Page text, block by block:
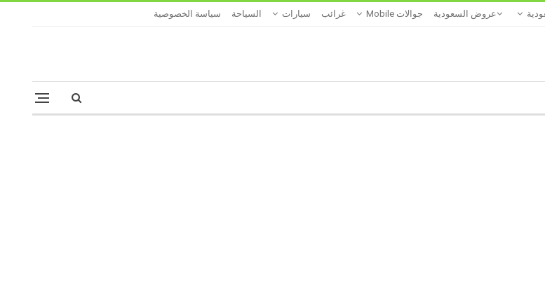
عروض السعودية جوالات Mobile غرائب سيارات السياحة سياسة الخصوصية